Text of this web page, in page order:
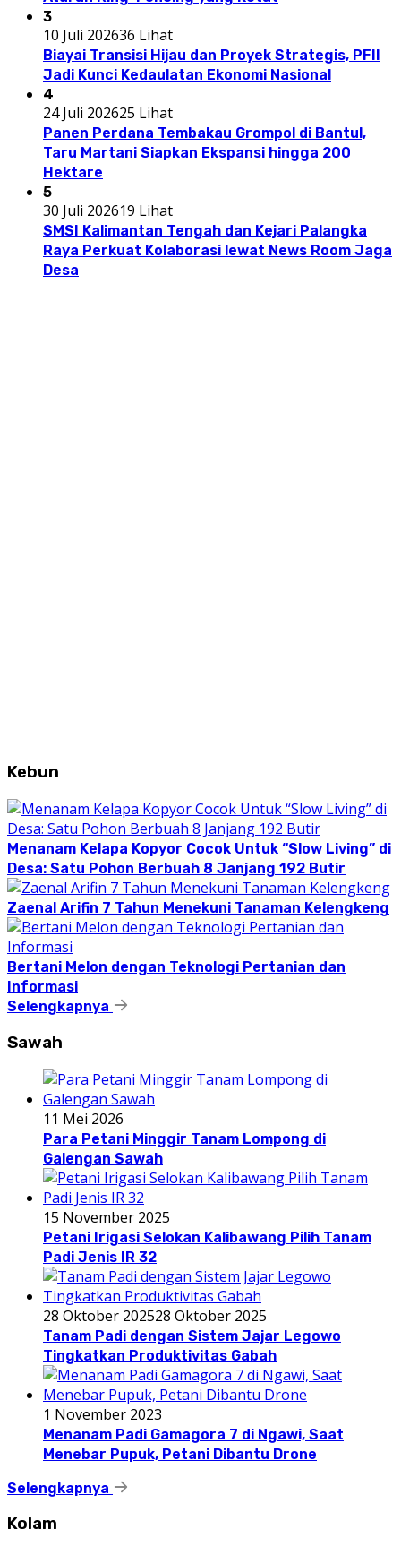
3
10 Juli 202636 Lihat
Biayai Transisi Hijau dan Proyek Strategis, PFII
Jadi Kunci Kedaulatan Ekonomi Nasional
4
24 Juli 202625 Lihat
Panen Perdana Tembakau Grompol di Bantul,
Taru Martani Siapkan Ekspansi hingga 200
Hektare
5
30 Juli 202619 Lihat
SMSI Kalimantan Tengah dan Kejari Palangka
Raya Perkuat Kolaborasi lewat News Room Jaga
Desa
Kebun
Menanam Kelapa Kopyor Cocok Untuk “Slow Living” di
Desa: Satu Pohon Berbuah 8 Janjang 192 Butir
Zaenal Arifin 7 Tahun Menekuni Tanaman Kelengkeng
Bertani Melon dengan Teknologi Pertanian dan
Informasi
Selengkapnya
Sawah
11 Mei 2026
Para Petani Minggir Tanam Lompong di
Galengan Sawah
15 November 2025
Petani Irigasi Selokan Kalibawang Pilih Tanam
Padi Jenis IR 32
28 Oktober 202528 Oktober 2025
Tanam Padi dengan Sistem Jajar Legowo
Tingkatkan Produktivitas Gabah
1 November 2023
Menanam Padi Gamagora 7 di Ngawi, Saat
Menebar Pupuk, Petani Dibantu Drone
Selengkapnya
Kolam